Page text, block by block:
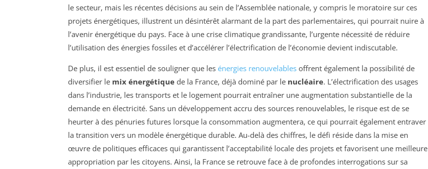
le secteur, mais les récentes décisions au sein de l’Assemblée nationale, y compris le moratoire sur ces
projets énergétiques, illustrent un désintérêt alarmant de la part des parlementaires, qui pourrait nuire à
l’avenir énergétique du pays. Face à une crise climatique grandissante, l’urgente nécessité de réduire
l’utilisation des énergies fossiles et d’accélérer l’électrification de l’économie devient indiscutable.
De plus, il est essentiel de souligner que les énergies renouvelables offrent également la possibilité de
diversifier le mix énergétique de la France, déjà dominé par le nucléaire. L’électrification des usages
dans l’industrie, les transports et le logement pourrait entraîner une augmentation substantielle de la
demande en électricité. Sans un développement accru des sources renouvelables, le risque est de se
heurter à des pénuries futures lorsque la consommation augmentera, ce qui pourrait également entraver
la transition vers un modèle énergétique durable. Au-delà des chiffres, le défi réside dans la mise en
œuvre de politiques efficaces qui garantissent l’acceptabilité locale des projets et favorisent une meilleure
appropriation par les citoyens. Ainsi, la France se retrouve face à de profondes interrogations sur sa